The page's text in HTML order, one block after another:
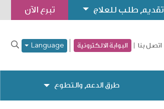
تبرع الآن تقديم طلب للعلاج
اتصل بنا البوابة الالكترونية Language
طرق الدعم والتطوع